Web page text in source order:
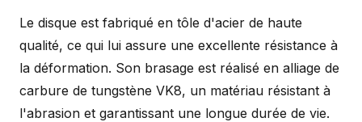
Le disque est fabriqué en tôle d'acier de haute
qualité, ce qui lui assure une excellente résistance à
la déformation. Son brasage est réalisé en alliage de
carbure de tungstène VK8, un matériau résistant à
l'abrasion et garantissant une longue durée de vie.